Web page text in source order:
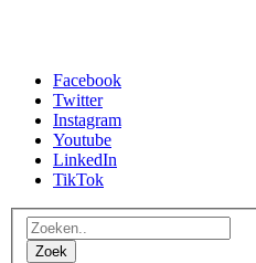
Facebook
Twitter
Instagram
Youtube
LinkedIn
TikTok